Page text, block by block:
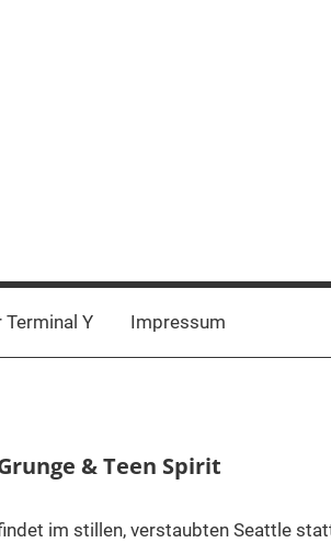
Terminal Y Impressum
& Teen Spirit
im stillen, verstaubten Seattle